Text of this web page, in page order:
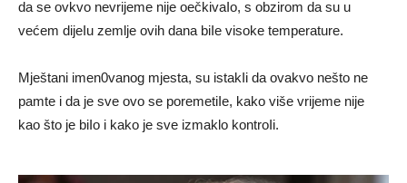
da se ovkvo nevrijeme nije oečkivaIo, s obzirom da su u
većem dijeIu zemlje ovih dana biIe visoke temperature.
Mještani imen0vanog mjesta, su istakIi da ovakvo nešto ne
pamte i da je sve ovo se poremetiIe, kako više vrijeme nije
kao što je biIo i kako je sve izmaklo kontroIi.